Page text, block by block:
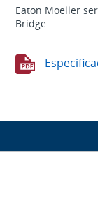
Eaton Moeller
Bridge